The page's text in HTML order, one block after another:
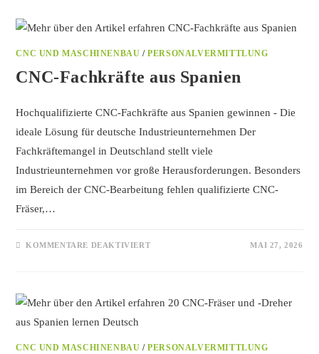
CNC UND MASCHINENBAU /PERSONALVERMITTLUNG
CNC-Fachkräfte aus Spanien
Hochqualifizierte CNC-Fachkräfte aus Spanien gewinnen - Die
ideale Lösung für deutsche Industrieunternehmen Der
Fachkräftemangel in Deutschland stellt viele
Industrieunternehmen vor große Herausforderungen. Besonders
im Bereich der CNC-Bearbeitung fehlen qualifizierte CNC-
Fräser,…
KOMMENTARE DEAKTIVIERT MAI 27, 2026
CNC UND MASCHINENBAU /PERSONALVERMITTLUNG